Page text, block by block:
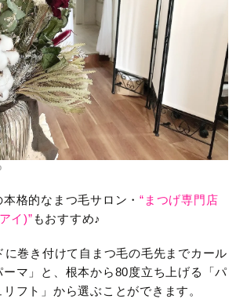
格的なまつ毛サロン・ “まつげ専門店
イ)”もおすすめ♪
に巻き付けて自まつ毛の毛先までカール
ーマ」と、根本から80度立ち上げる「パ
フト」から選ぶことができます。